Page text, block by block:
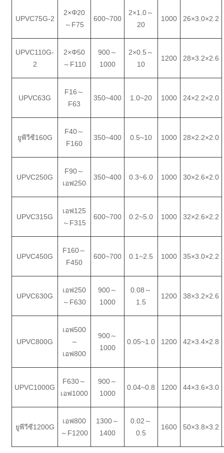
UPVC75G-2
2×Φ20
～ F75
600~700
2×1.0～
20
1000 26×3.0×2.2
UPVC110G-
2
2×Φ50
～ F110
900～
1000
2×0.5 ～
10
1200 28×3.2×2.6
UPVC63G
F16 ～
F63
350~400 1.0~20 1000 24×2.2×2.0
ยูพีวีซี160G
F40～
F160
350~400 0.5~10 1000 28×2.2×2.0
UPVC250G
F90～
เอฟ250
350~400 0.3~6.0 1000 30×2.6×2.0
UPVC315G
เอฟ125
～ F315
600~700 0.2~5.0 1000 32×2.6×2.2
UPVC450G
F160～
F450
600~700 0.1~2.5 1000 35×3.0×2.2
UPVC630G
เอฟ250
～ F630
900～
1000
0.08 ～
1.5
1200 38×3.2×2.6
UPVC800G
เอฟ500
～
เอฟ800
900～
1000
0.05~1.0 1200 42×3.4×2.8
UPVC1000G
F630～
เอฟ1000
900～
1000
0.04~0.8 1200 44×3.6×3.0
ยูพีวีซี1200G
เอฟ800
～ F1200
1300～
1400
0.02 ～
0.5
1600 50×3.8×3.2